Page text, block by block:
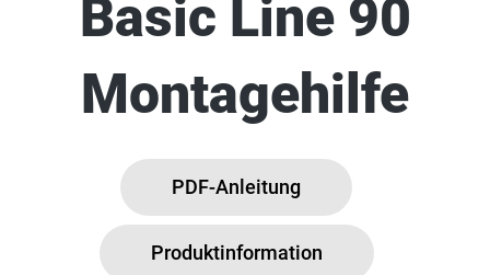
Basic Line 90
Montagehilfe
PDF-Anleitung
Produktinformation